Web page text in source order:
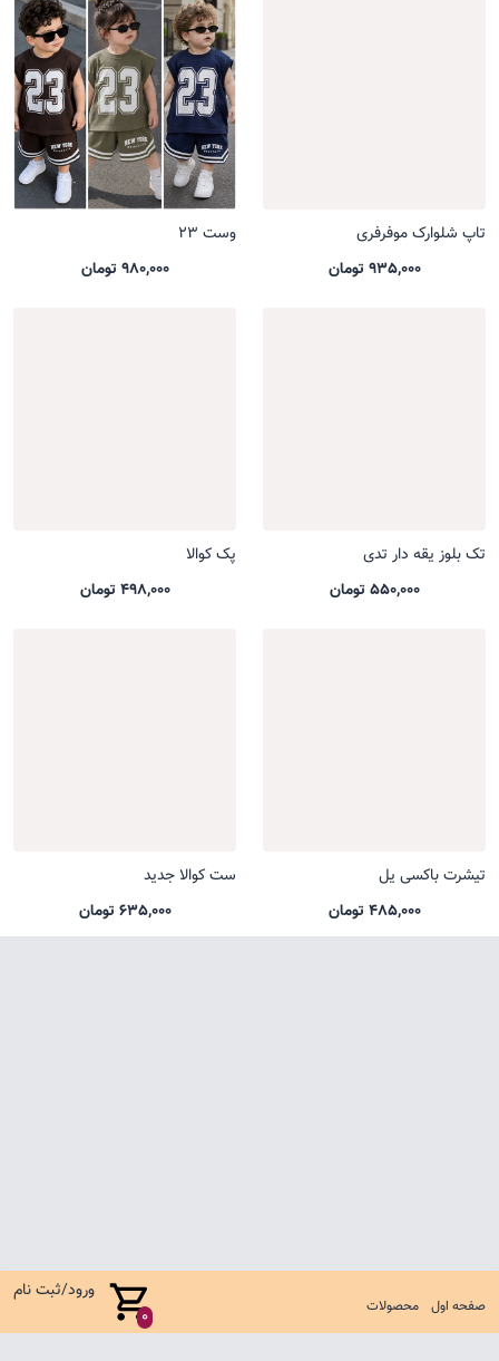
صفحه اول محصولات 0
ورود/ثبت نام
تاپ شلوارک موفرفری
935,000 تومان
وست 23
980,000 تومان
تک بلوز یقه دار تدی
550,000 تومان
پک کوالا
498,000 تومان
تیشرت باکسی یل
485,000 تومان
ست کوالا جدید
635,000 تومان